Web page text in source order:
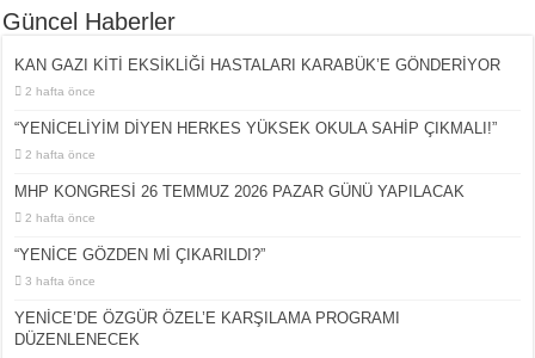
Güncel Haberler
KAN GAZI KİTİ EKSİKLİĞİ HASTALARI KARABÜK’E GÖNDERİYOR
2 hafta önce
“YENİCELİYİM DİYEN HERKES YÜKSEK OKULA SAHİP ÇIKMALI!”
2 hafta önce
MHP KONGRESİ 26 TEMMUZ 2026 PAZAR GÜNÜ YAPILACAK
2 hafta önce
“YENİCE GÖZDEN Mİ ÇIKARILDI?”
3 hafta önce
YENİCE’DE ÖZGÜR ÖZEL’E KARŞILAMA PROGRAMI
DÜZENLENECEK